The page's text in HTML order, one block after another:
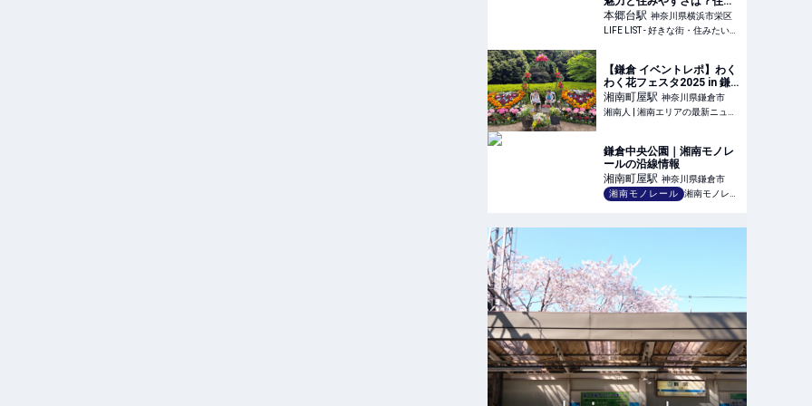
でみた感想とおすすめした
いポイント - LIFE LIST - 好
きな街・住みたい街・私の
本郷台駅 神奈川県横浜市栄区
LIFE LIST - 好きな街・住みたい街・私の街
【鎌倉 イベントレポ】わく
わく花フェスタ2025 in 鎌
倉中央公園 - 自然の中でお
花や動物と触れ合い、笑顔
溢れるイベント！ | 湘南人
湘南町屋駅 神奈川県鎌倉市
湘南人 | 湘南エリアの最新ニュース・グルメ・イベント穴場情報満載！
鎌倉中央公園｜湘南モノレ
ールの沿線情報
湘南町屋駅 神奈川県鎌倉市
湘南モノレール
湘南モノレール株式会社